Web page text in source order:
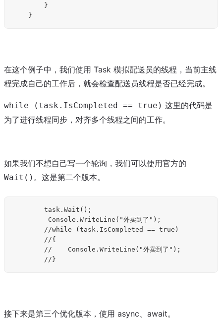
        }
在这个例子中，我们使用 Task 模拟配送员的线程，当前主线
程完成自己的工作后，就会检查配送员线程是否已经完成。
while (task.IsCompleted == true) 这里的代码是
为了进行线程同步，对齐多个线程之间的工作。
如果我们不想自己写一个轮询，我们可以使用官方的
Wait() 。这是第二个版本。
        task.Wait();
         Console.WriteLine("外卖到了");
        //while (task.IsCompleted == true)
        //{
        //    Console.WriteLine("外卖到了");
接下来是第三个优化版本，使用 async、await。